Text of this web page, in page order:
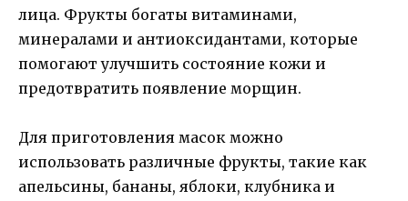
лица. Фрукты богаты витаминами,
минералами и антиоксидантами, которые
помогают улучшить состояние кожи и
предотвратить появление морщин.
Для приготовления масок можно
использовать различные фрукты, такие как
апельсины, бананы, яблоки, клубника и